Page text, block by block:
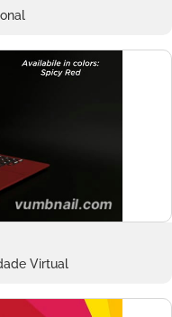
Virtual